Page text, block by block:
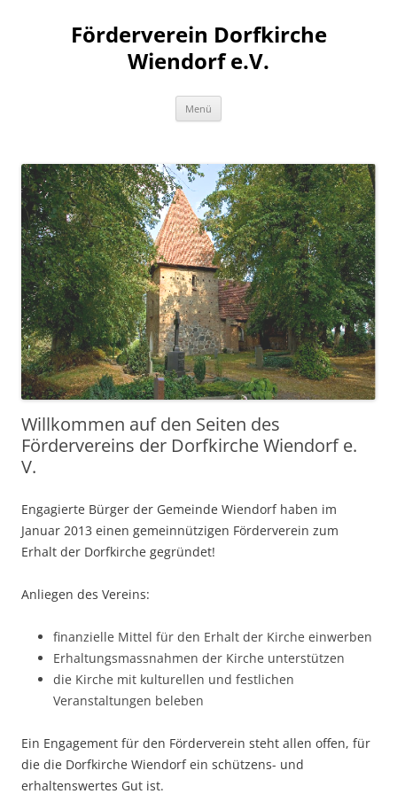
springenFörderverein Dorfkirche
Wiendorf e.V.
Menü
Willkommen auf den Seiten des
Fördervereins der Dorfkirche Wiendorf e.
V.
Engagierte Bürger der Gemeinde Wiendorf haben im
Januar 2013 einen gemeinnützigen Förderverein zum
Erhalt der Dorfkirche gegründet!
Anliegen des Vereins:
finanzielle Mittel für den Erhalt der Kirche einwerben
Erhaltungsmassnahmen der Kirche unterstützen
die Kirche mit kulturellen und festlichen
Veranstaltungen beleben
Ein Engagement für den Förderverein steht allen offen, für
die die Dorfkirche Wiendorf ein schützens- und
erhaltenswertes Gut ist.